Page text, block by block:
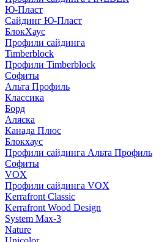
Ю-Пласт
Сайдинг Ю-Пласт
БлокХаус
Профили сайдинга
Timberblock
Профили Timberblock
Софиты
Альта Профиль
Классика
Борд
Аляска
Канада Плюс
Блокхаус
Профили сайдинга Альта Профиль
Софиты
VOX
Профили сайдинга VOX
Kerrafront Classic
Kerrafront Wood Design
System Max-3
Nature